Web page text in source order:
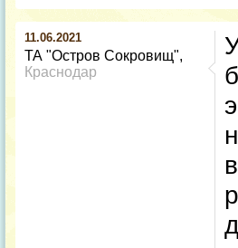
11.06.2021
ТА "Остров Сокровищ"
Краснодар